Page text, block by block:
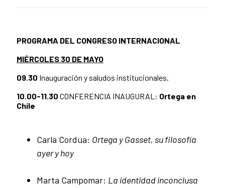
PROGRAMA DEL CONGRESO INTERNACIONAL
MIÉRCOLES 30 DE MAYO
09.30 Inauguración y saludos institucionales.
10.00-11.30 CONFERENCIA INAUGURAL: Ortega en
Chile
Carla Cordua: Ortega y Gasset, su filosofía
ayer y hoy
Marta Campomar: La identidad inconclusa